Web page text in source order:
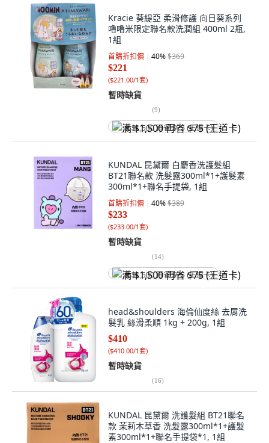
Kracie 葵緹亞 柔滑修護 向日葵系列
嚕嚕米限定聯名款洗潤組 400ml 2瓶,
1組
首購折扣價 40%$369
$221
($221.00/1套)
暫時缺貨
(9)
满 $1,500 再省 $75 (王道卡)
KUNDAL 昆黛爾 白麝香洗護髮組
BT21聯名款 洗髮露300ml*1+護髮素
300ml*1+聯名手提袋, 1組
首購折扣價 40%$389
$233
($233.00/1套)
暫時缺貨
(14)
满 $1,500 再省 $75 (王道卡)
head&shoulders 海倫仙度絲 去屑洗
髮乳 絲滑柔順 1kg + 200g, 1組
$410
($410.00/1套)
暫時缺貨
(16)
KUNDAL 昆黛爾 洗護髮組 BT21聯名
款 茉莉木草香 洗髮露300ml*1+護髮
素300ml*1+聯名手提袋*1, 1組